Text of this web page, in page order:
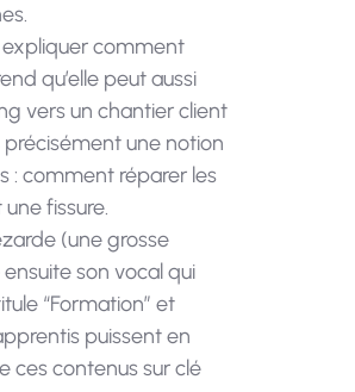
expliquer comment
qu’elle peut aussi
vers un chantier client
précisément une notion
: comment réparer les
fissure.
(une grosse
son vocal qui
“Formation” et
puissent en
ces contenus sur clé